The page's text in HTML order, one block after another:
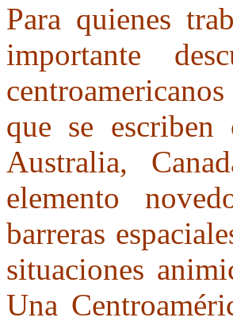
Para quienes
importante
que se
Australia,
elemento
barreras
situaciones
Una